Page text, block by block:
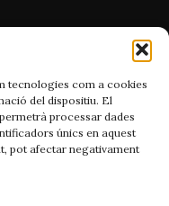
tecnologies com a cookies
del dispositiu. El
processar dades
únics en aquest
pot afectar negativament